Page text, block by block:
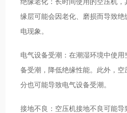
缘层可能会因老化、磨损而导致
电现象。
电气设备受潮：在潮湿环境中使
备受潮，降低绝缘性能。此外，
分也可能导致电气设备受潮。
接地不良：空压机接地不良可能